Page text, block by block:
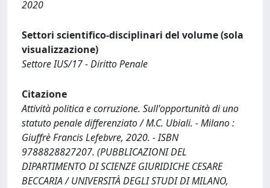
2020
Settori scientifico-disciplinari del volume (sola
visualizzazione)
Settore IUS/17 - Diritto Penale
Citazione
Attività politica e corruzione. Sull'opportunità di uno
statuto penale differenziato / M.C. Ubiali. - Milano :
Giuffrè Francis Lefebvre, 2020. - ISBN
9788828827207. (PUBBLICAZIONI DEL
DIPARTIMENTO DI SCIENZE GIURIDICHE CESARE
BECCARIA / UNIVERSITÀ DEGLI STUDI DI MILANO,